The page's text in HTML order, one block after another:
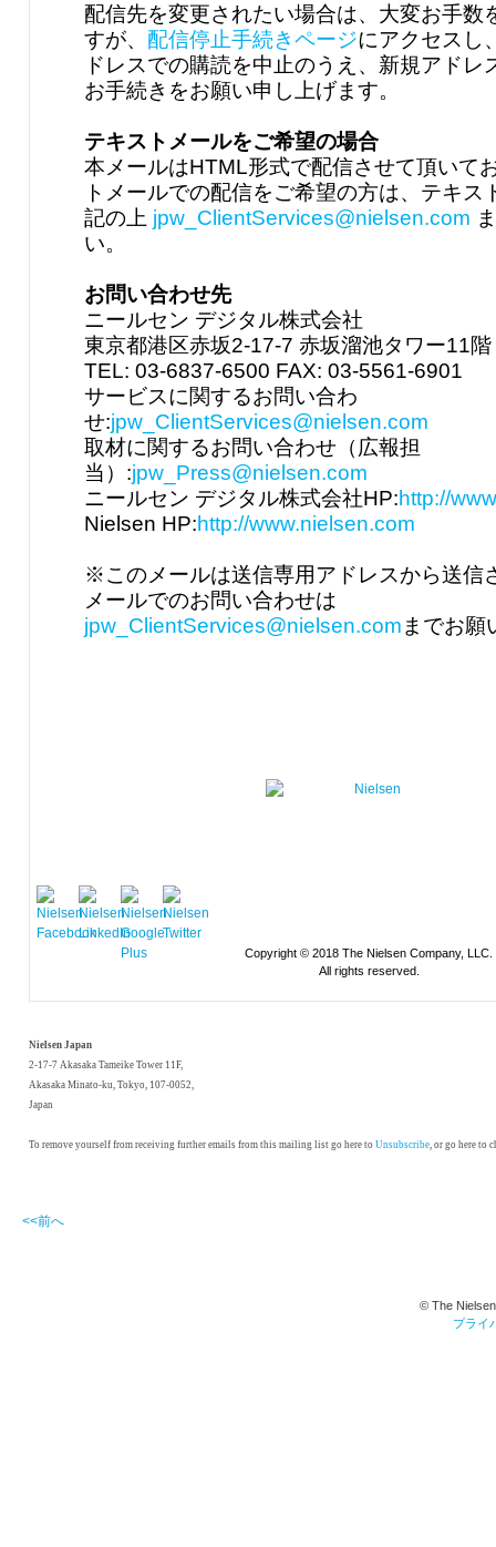
配信先を変更されたい場合は、大変お手数
すが、 配信停止手続きページにアクセスし
ドレスでの購読を中止のうえ、新規アドレ
お手続きをお願い申し上げます。
テキストメールをご希望の場合
本メールはHTML形式で配信させて頂いて
トメールでの配信をご希望の方は、テキス
記の上 jpw_ClientServices@nielsen.com
い。
お問い合わせ先
ニールセン デジタル株式会社
東京都港区赤坂2-17-7 赤坂溜池タワー11階
TEL: 03-6837-6500 FAX: 03-5561-6901
サービスに関するお問い合わ
せ:jpw_ClientServices@nielsen.com
取材に関するお問い合わせ（広報担
当）:jpw_Press@nielsen.com
ニールセン デジタル株式会社HP:http://
Nielsen HP:http://www.nielsen.com
※このメールは送信専用アドレスから送信
メールでのお問い合わせは
jpw_ClientServices@nielsen.com までお願
Copyright © 2018 The Nielsen Company, LLC.
All rights reserved.
Nielsen Japan
2-17-7 Akasaka Tameike Tower 11F,
Akasaka Minato-ku, Tokyo, 107-0052,
Japan
To remove yourself from receiving further emails from this mailing list go here to Unsubscribe, or go here to
<<前へ
© The
プライ